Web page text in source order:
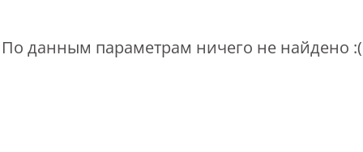
По данным параметрам ничего не найдено :(